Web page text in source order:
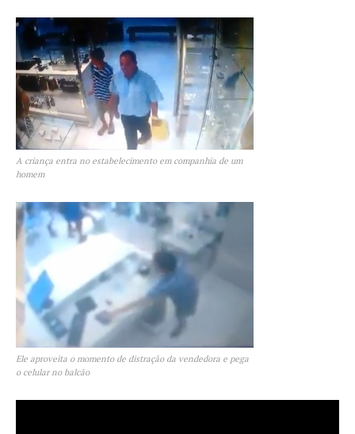
A criança entra no estabelecimento em companhia de um
homem
Ele aproveita o momento de distração da vendedora e pega
o celular no balcão